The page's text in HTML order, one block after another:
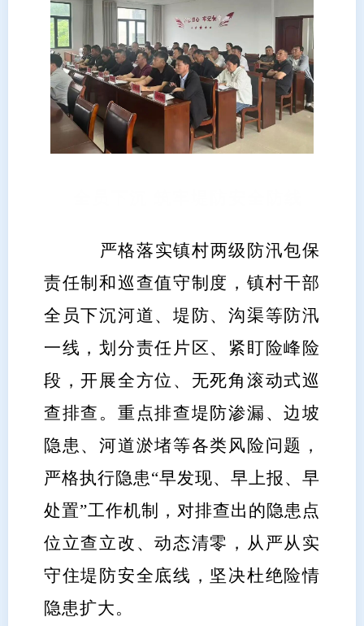
严格落实镇村两级防汛包保
责任制和巡查值守制度，镇村干部
全员下沉河道、堤防、沟渠等防汛
一线，划分责任片区、紧盯险峰险
段，开展全方位、无死角滚动式巡
查排查。重点排查堤防渗漏、边坡
隐患、河道淤堵等各类风险问题，
严格执行隐患“早发现、早上报、早
处置”工作机制，对排查出的隐患点
位立查立改、动态清零，从严从实
守住堤防安全底线，坚决杜绝险情
隐患扩大。